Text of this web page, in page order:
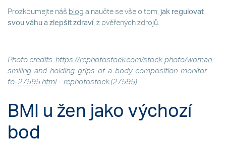
Prozkoumejte náš blog a naučte se vše o tom, jak regulovat
svou váhu a zlepšit zdraví, z ověřených zdrojů.
Photo credits: https://rcphotostock.com/stock-photo/woman-
smiling-and-holding-grips-of-a-body-composition-monitor-
fo-27595.html– rcphotostock (27595)
BMI u žen jako výchozí
bod